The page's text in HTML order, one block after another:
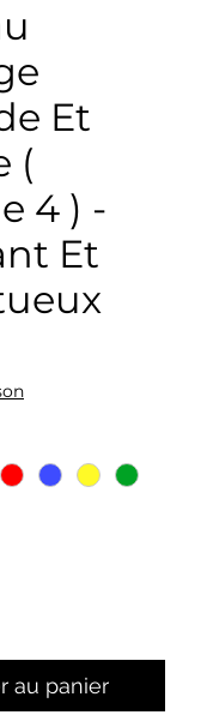
Et
(
4 ) -
Et
au panier